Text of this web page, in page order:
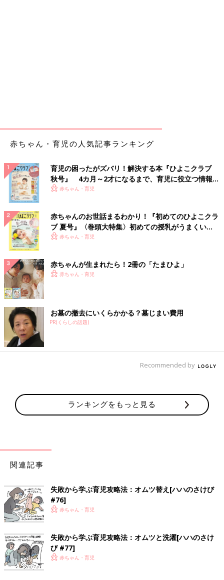
自分で火をつけて自分で消火するやつってことですね。
かなり、ヤベェやつ！ですね。
絆創膏が好きなのは知っていたのですが...
それを貼りたいがための犯行は、かなりヤバいです！
噛んではペタペタ貼ってきます。
下手したら普通に噛んでくるやつよりも怖いですね。
しかも怪我した人に対しての、痛い？大丈夫？的な言葉が余計怖
いです！
ちょっとでも怪我をしたら自分でも絆創膏を貼っています。
夏は虫パッチでした。
[オムツ王]
な父親目線の育児漫画。 共働きの妻をサポートすべく日々奮闘
中!
インスタグラムはこちら:@omutsu_oh
赤ちゃん・育児の人気記事ランキング
育児の困ったがズバリ！解決する本『ひよこクラブ
秋号』 4カ月～2才になるまで、育児に役立つ情報が
いっぱい！
赤ちゃん・育児
赤ちゃんのお世話まるわかり！『初めてのひよこクラ
ブ 夏号』〈巻頭大特集〉初めての授乳がうまくい
く！ おっぱい・ミルクの基本と夏のトラブル 解決テ
赤ちゃん・育児
赤ちゃんが生まれたら！2冊の「たまひよ」
赤ちゃん・育児
お墓の撤去にいくらかかる？墓じまい費用
PR(くらしの話題)
Recommended by
ランキングをもっと見る
関連記事
失敗から学ぶ育児攻略法：オムツ替え[ハハのさけび
#76]
赤ちゃん・育児
失敗から学ぶ育児攻略法：オムツと洗濯[ハハのさけ
び #77]
赤ちゃん・育児